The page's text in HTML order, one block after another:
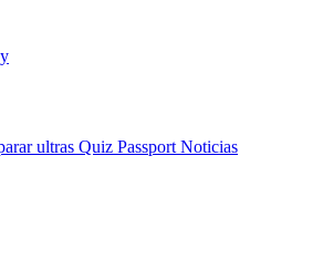
ultras Quiz Passport Noticias